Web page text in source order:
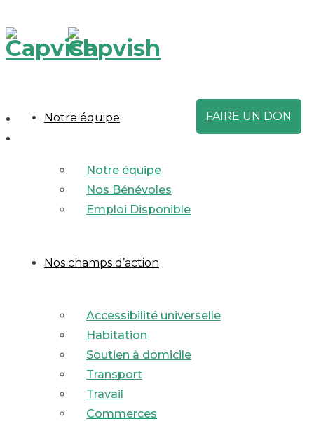
FAIRE UN DON
Notre équipe
Notre équipe
Nos Bénévoles
Emploi Disponible
Nos champs d’action
Accessibilité universelle
Habitation
Soutien à domicile
Transport
Travail
Commerces